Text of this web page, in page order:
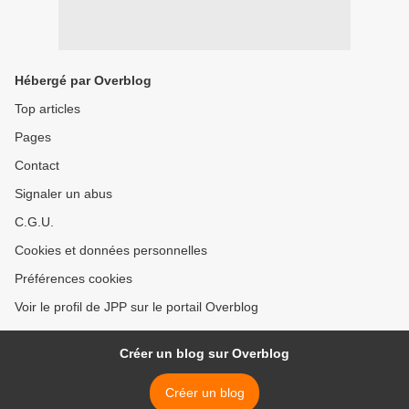
Hébergé par Overblog
Top articles
Pages
Contact
Signaler un abus
C.G.U.
Cookies et données personnelles
Préférences cookies
Voir le profil de JPP sur le portail Overblog
Créer un blog sur Overblog
Créer un blog